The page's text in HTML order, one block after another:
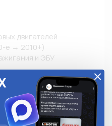
двигателей
е → 2010+)
и ЭБУ